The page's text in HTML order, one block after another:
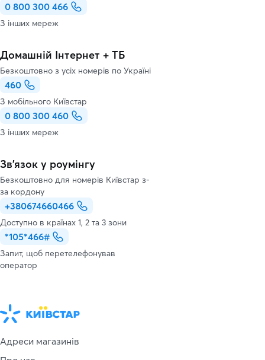
0 800 300 466
З інших мереж
Домашній Інтернет + ТБ
Безкоштовно з усіх номерів по Україні
460
З мобільного Київстар
0 800 300 460
З інших мереж
Зв’язок у роумінгу
Безкоштовно для номерів Київстар з-
за кордону
+380674660466
Доступно в країнах 1, 2 та 3 зони
*105*466#
Запит, щоб перетелефонував
оператор
Адреси магазинів